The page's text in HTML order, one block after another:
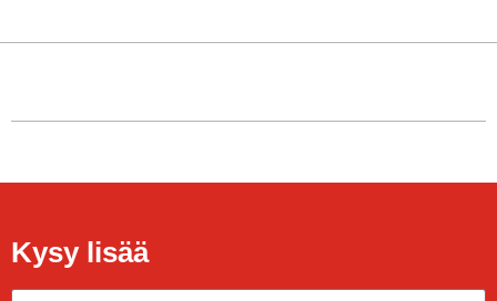
Kysy lisää